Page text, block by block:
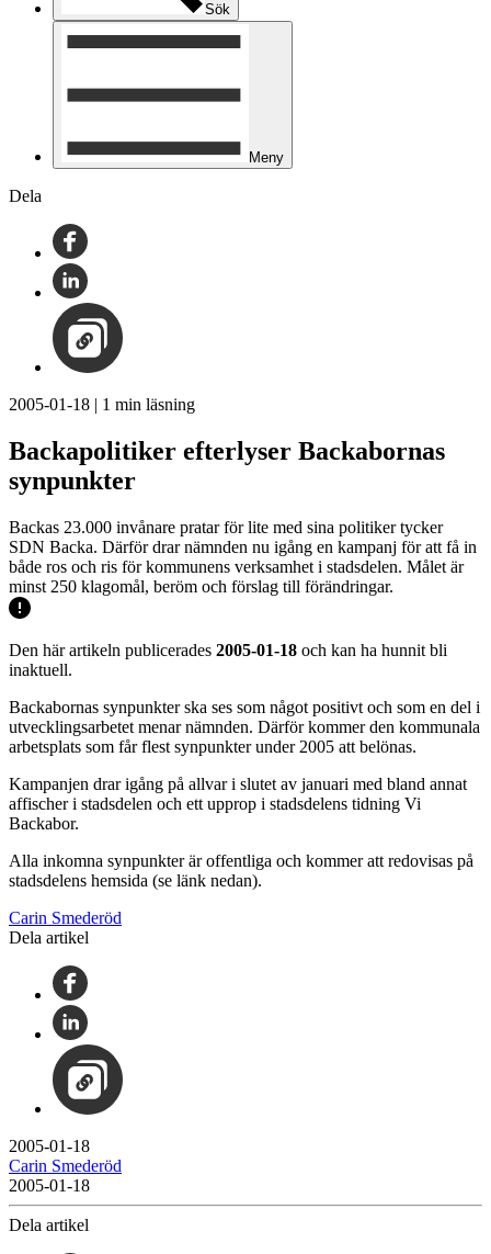
Sök
Meny
Dela
2005-01-18 | 1 min läsning
Backapolitiker efterlyser Backabornas
synpunkter
Backas 23.000 invånare pratar för lite med sina politiker tycker
SDN Backa. Därför drar nämnden nu igång en kampanj för att få in
både ros och ris för kommunens verksamhet i stadsdelen. Målet är
minst 250 klagomål, beröm och förslag till förändringar.
Den här artikeln publicerades 2005-01-18 och kan ha hunnit bli
inaktuell.
Backabornas synpunkter ska ses som något positivt och som en del i
utvecklingsarbetet menar nämnden. Därför kommer den kommunala
arbetsplats som får flest synpunkter under 2005 att belönas.
Kampanjen drar igång på allvar i slutet av januari med bland annat
affischer i stadsdelen och ett upprop i stadsdelens tidning Vi
Backabor.
Alla inkomna synpunkter är offentliga och kommer att redovisas på
stadsdelens hemsida (se länk nedan).
Carin Smederöd
Dela artikel
2005-01-18
Carin Smederöd
2005-01-18
Dela artikel